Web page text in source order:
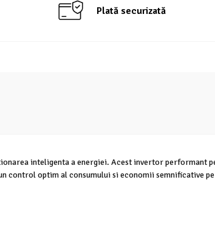
Plată securizată
inteligenta a energiei. Acest invertor performant
optim al consumului si economii semnificative